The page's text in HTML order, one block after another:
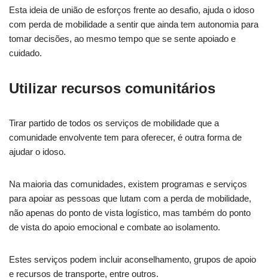
Esta ideia de união de esforços frente ao desafio, ajuda o idoso
com perda de mobilidade a sentir que ainda tem autonomia para
tomar decisões, ao mesmo tempo que se sente apoiado e
cuidado.
Utilizar recursos comunitários
Tirar partido de todos os serviços de mobilidade que a
comunidade envolvente tem para oferecer, é outra forma de
ajudar o idoso.
Na maioria das comunidades, existem programas e serviços
para apoiar as pessoas que lutam com a perda de mobilidade,
não apenas do ponto de vista logístico, mas também do ponto
de vista do apoio emocional e combate ao isolamento.
Estes serviços podem incluir aconselhamento, grupos de apoio
e recursos de transporte, entre outros.